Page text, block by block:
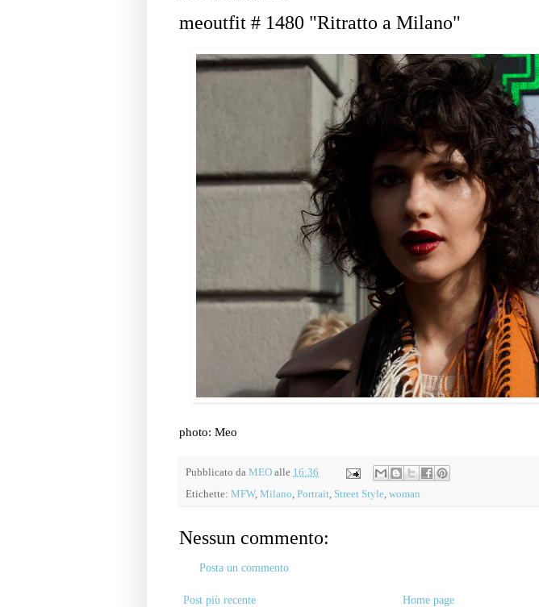
meoutfit # 1480 "Ritratto a Milano"
photo: Meo
Pubblicato da MEO alle 16:36
Etichette: MFW, Milano, Portrait, Street Style, woman
Nessun commento:
Posta un commento
Post più recente Home page